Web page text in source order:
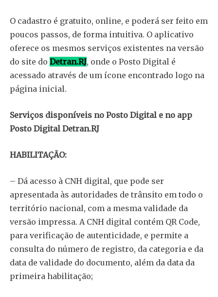
O cadastro é gratuito, online, e poderá ser feito em
poucos passos, de forma intuitiva. O aplicativo
oferece os mesmos serviços existentes na versão
do site do Detran.RJ, onde o Posto Digital é
acessado através de um ícone encontrado logo na
página inicial.
Serviços disponíveis no Posto Digital e no app
Posto Digital Detran.RJ
HABILITAÇÃO:
– Dá acesso à CNH digital, que pode ser
apresentada às autoridades de trânsito em todo o
território nacional, com a mesma validade da
versão impressa. A CNH digital contém QR Code,
para verificação de autenticidade, e permite a
consulta do número de registro, da categoria e da
data de validade do documento, além da data da
primeira habilitação;